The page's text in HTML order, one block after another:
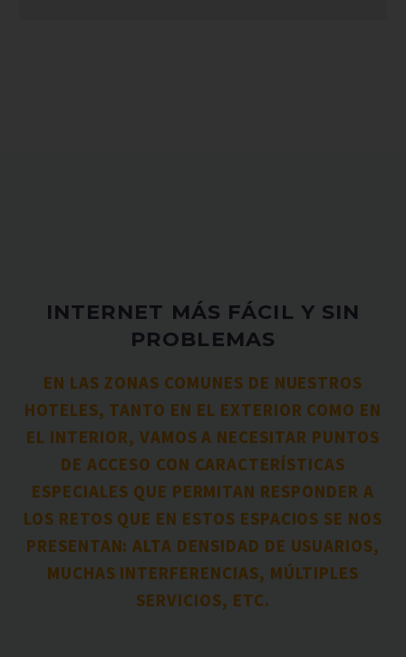
INTERNET MÁS FÁCIL Y SIN
PROBLEMAS
EN LAS ZONAS COMUNES DE NUESTROS
HOTELES, TANTO EN EL EXTERIOR COMO EN
EL INTERIOR, VAMOS A NECESITAR PUNTOS
DE ACCESO CON CARACTERÍSTICAS
ESPECIALES QUE PERMITAN RESPONDER A
LOS RETOS QUE EN ESTOS ESPACIOS SE NOS
PRESENTAN: ALTA DENSIDAD DE USUARIOS,
MUCHAS INTERFERENCIAS, MÚLTIPLES
SERVICIOS, ETC.